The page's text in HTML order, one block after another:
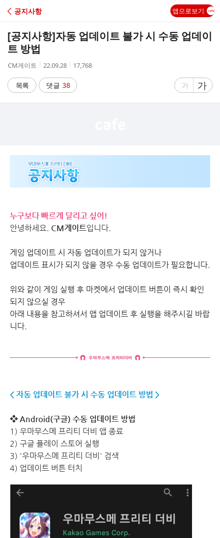
C
A
공지사항 앱으로보기
[공지사항]자동 업데이트 불가 시 수동 업데이
트 방법
작
자
CM게이트
작
시
간
22.09.28
조
수
17,768
목록 댓글 38
글
게
가
글
자
게
가
누구보다 빠르게 달리고 싶어!
안녕하세요. CM게이트입니다.
게임 업데이트 시 자동 업데이트가 되지 않거나
업데이트 표시가 되지 않을 경우 수동 업데이트가 필요합니다.
위와 같이 게임 실행 후 마켓에서 업데이트 버튼이 즉시 확인
되지 않으실 경우
아래 내용을 참고하셔서 앱 업데이트 후 실행을 해주시길 바랍
니다.
< 자동 업데이트 불가 시 수동 업데이트 방법 >
❖ Android(구글) 수동 업데이트 방법
1) 우마무스메 프리티 더비 앱 종료
2) 구글 플레이 스토어 실행
3) '우마무스메 프리티 더비' 검색
4) 업데이트 버튼 터치